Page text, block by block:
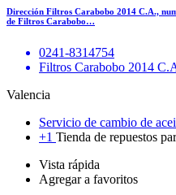
Dirección Filtros Carabobo 2014 C.A.,
de Filtros Carabobo…
0241-8314754
Filtros Carabobo 2014
Valencia
Servicio de cambio de
+1 Tienda de repuestos
Vista rápida
Agregar a favoritos